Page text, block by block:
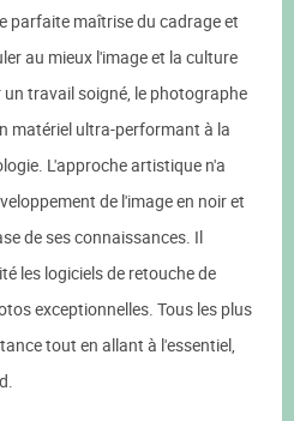
parfaite maîtrise du cadrage et
au mieux l'image et la culture
travail soigné, le photographe
matériel ultra-performant à la
L'approche artistique n'a
de l'image en noir et
de ses connaissances. Il
les logiciels de retouche de
exceptionnelles. Tous les plus
tout en allant à l'essentiel,